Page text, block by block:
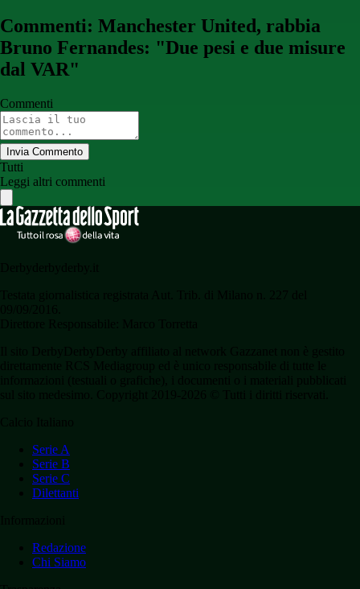
Commenti: Manchester United, rabbia
Bruno Fernandes: "Due pesi e due misure
dal VAR"
Commenti
Invia Commento
Tutti
Leggi altri commenti
Serie A
Serie B
Serie C
Dilettanti
Redazione
Chi Siamo